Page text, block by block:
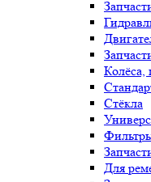
Колёса,
Стёкла
Для